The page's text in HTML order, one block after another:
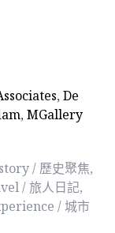
, De
, MGallery
/ 歷史聚焦,
/ 旅人日記,
/ 城市